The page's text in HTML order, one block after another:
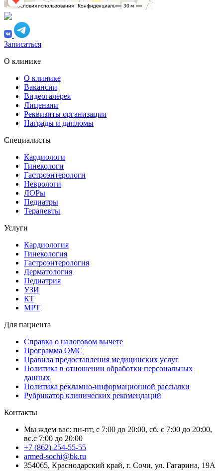
Записаться
О клинике
О клинике
Вакансии
Видеогалерея
Лицензии
Реквизиты организации
Награды и дипломы
Специалисты
Кардиологи
Гинекологи
Гастроэнтерологи
Неврологи
ЛОРы
Педиатры
Терапевты
Услуги
Кардиология
Гинекология
Гастроэнтерология
Дерматология
Педиатрия
УЗИ
КТ
МРТ
Для пациента
Справка о налоговом вычете
Программа ОМС
Правила предоставления медицинских услуг
Политика в отношении обработки персональных
данных
Политика рекламно-информационной рассылки
Рубрикатор клинических рекомендаций
Контакты
Мы ждем вас: пн-пт, с 7:00 до 20:00, сб. с 7:00 до 20:00,
вс.с 7:00 до 20:00
+7 (862) 254-55-55
armed-sochi@bk.ru
354065, Краснодарский край, г. Сочи, ул. Гагарина, 19А